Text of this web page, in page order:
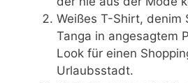
Weißes T-Shirt, denim
Tanga in angesagtem
Look für einen
Urlaubsstadt.